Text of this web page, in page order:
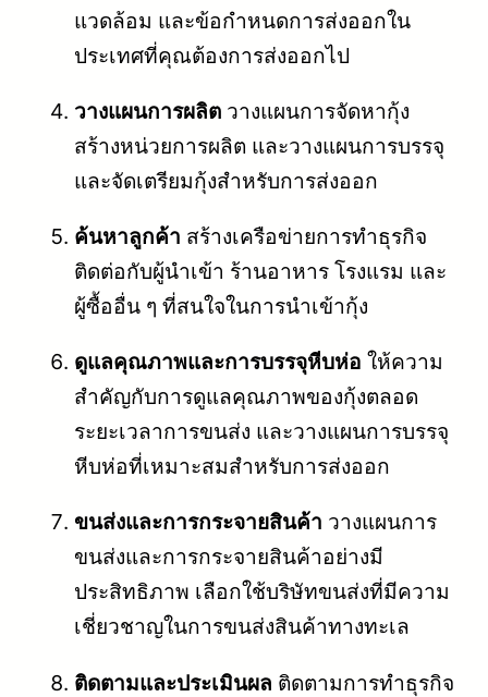
แวดล้อม และข้อกำหนดการส่งออกใน
ประเทศที่คุณต้องการส่งออกไป
วางแผนการผลิต วางแผนการจัดหากุ้ง
สร้างหน่วยการผลิต และวางแผนการบรรจุ
และจัดเตรียมกุ้งสำหรับการส่งออก
ค้นหาลูกค้า สร้างเครือข่ายการทำธุรกิจ
ติดต่อกับผู้นำเข้า ร้านอาหาร โรงแรม และ
ผู้ซื้ออื่น ๆ ที่สนใจในการนำเข้ากุ้ง
ดูแลคุณภาพและการบรรจุหีบห่อ ให้ความ
สำคัญกับการดูแลคุณภาพของกุ้งตลอด
ระยะเวลาการขนส่ง และวางแผนการบรรจุ
หีบห่อที่เหมาะสมสำหรับการส่งออก
ขนส่งและการกระจายสินค้า วางแผนการ
ขนส่งและการกระจายสินค้าอย่างมี
ประสิทธิภาพ เลือกใช้บริษัทขนส่งที่มีความ
เชี่ยวชาญในการขนส่งสินค้าทางทะเล
ติดตามและประเมินผล ติดตามการทำธุรกิจ